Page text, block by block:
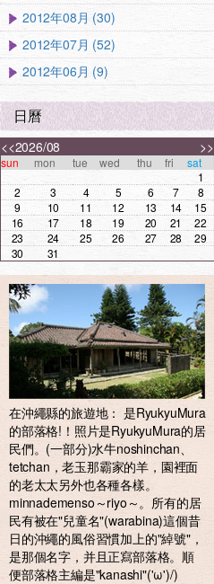
2012年08月 (30)
2012年07月 (52)
2012年06月 (9)
日曆
<< >>
2026/08
sun mon tue wed thu fri
sat
1
2
3 4 5 6 7
8
9
10 11 12 13 14
15
16
17 18 19 20 21
22
23
24 25 26 27 28
29
30
31
在沖繩縣的旅遊地： 是RyukyuMura
的部落格!！照片是RyukyuMura的居
民們。(一部分)水牛noshinchan、
tetchan，老玉那霸家的羊，園裡面
的老太太另外也各種各樣。
minnademenso～riyo～。所有的居
民有被在"兒童名"(warabina)這個昔
日的沖繩的風俗習慣加上的"綽號"，
是那個名字，并且正寫部落格。順
便部落格主編是"kanashi"('ω')/)